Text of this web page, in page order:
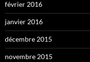
février 2016
janvier 2016
décembre 2015
novembre 2015